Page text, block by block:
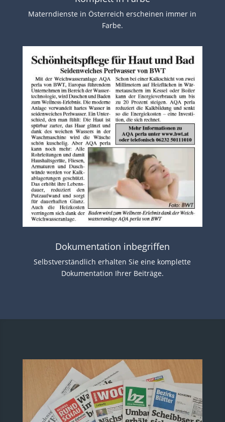
Materndienste in Österreich erscheinen immer in
Farbe.
Dokumentation inbegriffen
Selbstverständlich erhalten Sie eine komplette
Dokumentation Ihrer Beiträge.